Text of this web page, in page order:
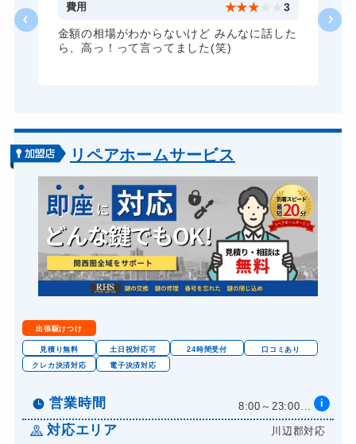
8,800円～(税込)
ドアノブカギ交換
費用 ★★★ 3
金額の相場がわからないけど みんなに話した
ら、高っ！って言ってました(笑)
リペアホームサービス
出張駆けつけ
見積り無料 土日祝対応可 24時間受付
口コミあり
クレカ決済対応
電子決済対応
営業時間 8:00～23:00... i
対応エリア 川辺郡対応